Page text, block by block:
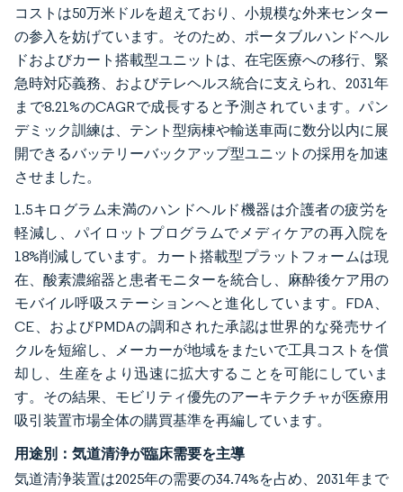
コストは50万米ドルを超えており、小規模な外来センター
の参入を妨げています。そのため、ポータブルハンドヘル
ドおよびカート搭載型ユニットは、在宅医療への移行、緊
急時対応義務、およびテレヘルス統合に支えられ、2031年
まで8.21%のCAGRで成長すると予測されています。パン
デミック訓練は、テント型病棟や輸送車両に数分以内に展
開できるバッテリーバックアップ型ユニットの採用を加速
させました。
1.5キログラム未満のハンドヘルド機器は介護者の疲労を
軽減し、パイロットプログラムでメディケアの再入院を
18%削減しています。カート搭載型プラットフォームは現
在、酸素濃縮器と患者モニターを統合し、麻酔後ケア用の
モバイル呼吸ステーションへと進化しています。FDA、
CE、およびPMDAの調和された承認は世界的な発売サイ
クルを短縮し、メーカーが地域をまたいで工具コストを償
却し、生産をより迅速に拡大することを可能にしていま
す。その結果、モビリティ優先のアーキテクチャが医療用
吸引装置市場全体の購買基準を再編しています。
用途別：気道清浄が臨床需要を主導
気道清浄装置は2025年の需要の34.74%を占め、2031年まで